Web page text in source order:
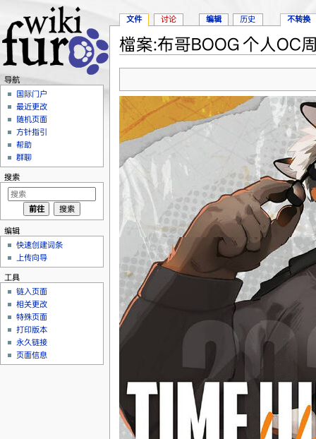
檔案:布哥BOOG 个人OC
文件 讨论 编辑 历史 不转换
导航
国际门户
最近更改
随机页面
方针指引
帮助
群聊
搜索
编辑
快速创建词条
上传向导
工具
链入页面
相关更改
特殊页面
打印版本
永久链接
页面信息